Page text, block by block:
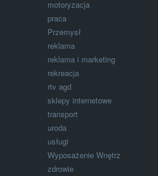
motoryzacja
praca
Przemysł
reklama
reklama i marketing
rekreacja
rtv agd
sklepy internetowe
transport
uroda
usługi
Wyposażenie Wnętrz
zdrowie